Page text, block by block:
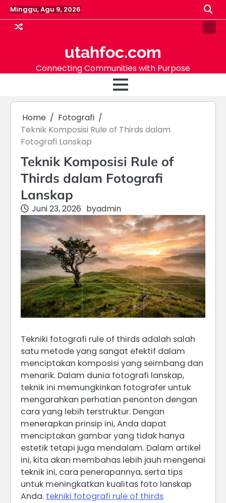
Skip
to
content
Minggu, Agu 9, 2026
utahfoc.com
Connecting Communities with Purpose
Home
Fotografi
Teknik Komposisi Rule of Thirds dalam
Fotografi Lanskap
Teknik Komposisi Rule of
Thirds dalam Fotografi
Lanskap
Juni 23, 2026 byadmin
Tekniki fotografi rule of thirds adalah salah
satu metode yang sangat efektif dalam
menciptakan komposisi yang seimbang dan
menarik. Dalam dunia fotografi lanskap,
teknik ini memungkinkan fotografer untuk
mengarahkan perhatian penonton dengan
cara yang lebih terstruktur. Dengan
menerapkan prinsip ini, Anda dapat
menciptakan gambar yang tidak hanya
estetik tetapi juga mendalam. Dalam artikel
ini, kita akan membahas lebih jauh mengenai
teknik ini, cara penerapannya, serta tips
untuk meningkatkan kualitas foto lanskap
Anda. tekniki fotografi rule of thirds